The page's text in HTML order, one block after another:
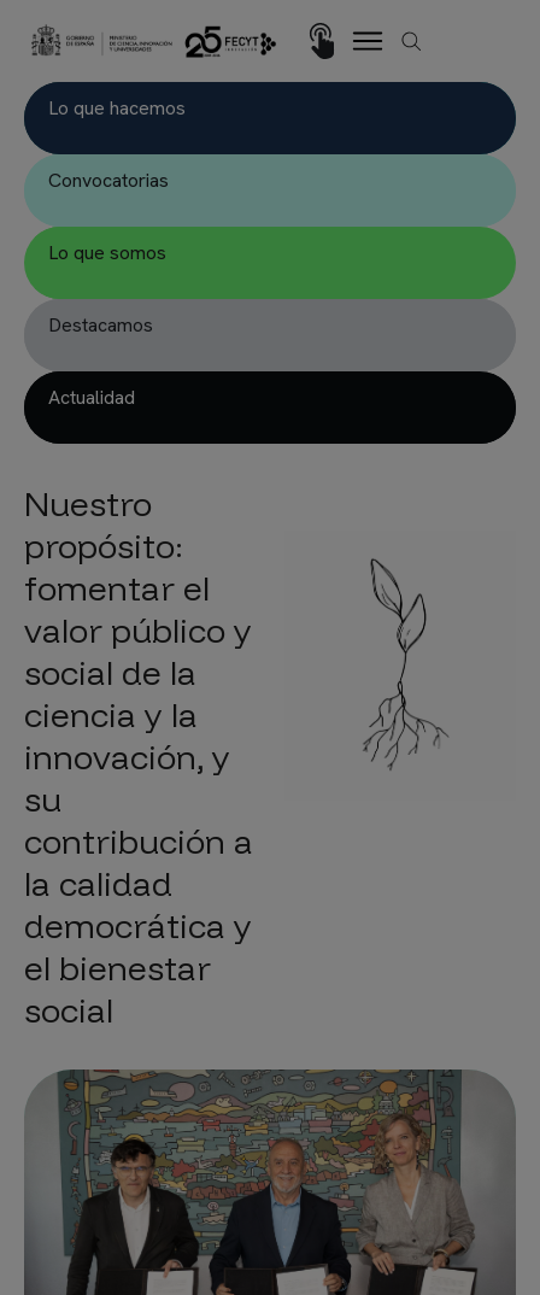
Imagen
Lo que hacemos
Convocatorias
Lo que somos
Destacamos
Actualidad
Nuestro
propósito:
fomentar el
valor público y
social de la
ciencia y la
innovación, y
su
contribución a
la calidad
democrática y
el bienestar
social